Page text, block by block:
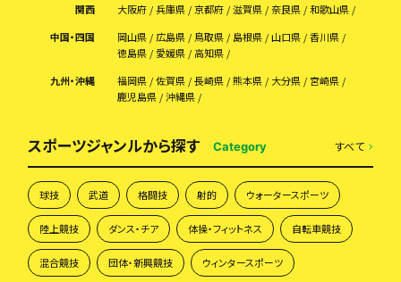
関西
大阪府 兵庫県 京都府 滋賀県 奈良県
和歌山県
中国・四国
岡山県 広島県 鳥取県 島根県 山口県
香川県
徳島県
愛媛県
高知県
九州・沖縄
福岡県 佐賀県 長崎県 熊本県 大分県
宮崎県
鹿児島県
沖縄県
スポーツジャンルから探す Category すべて
球技 武道 格闘技 射的 ウォータースポーツ
陸上競技 ダンス・チア 体操・フィットネス 自転車競技
混合競技 団体・新興競技 ウィンタースポーツ